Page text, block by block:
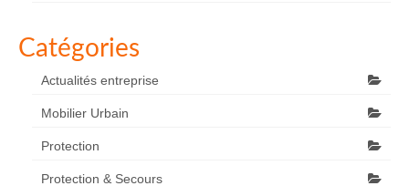
Catégories
Actualités entreprise
Mobilier Urbain
Protection
Protection & Secours